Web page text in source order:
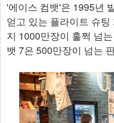
'에이스 컴뱃'은 1995년
얻고 있는 플라이트 슈
지 1000만장이 훌쩍 넘
뱃 7은 500만장이 넘는